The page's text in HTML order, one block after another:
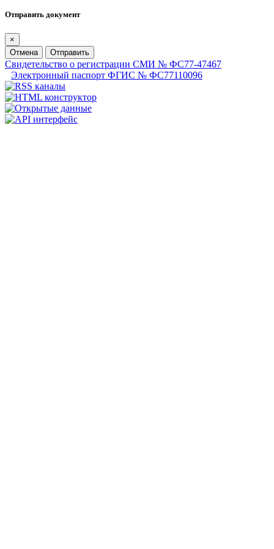
Отправить документ
×
Отмена
Отправить
Свидетельство о регистрации СМИ № ФС77-47467
Электронный паспорт ФГИС № ФС77110096